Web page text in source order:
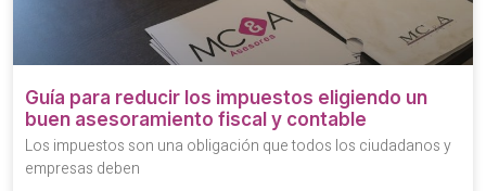
Guía para reducir los impuestos eligiendo un
buen asesoramiento fiscal y contable
Los impuestos son una obligación que todos los ciudadanos y
empresas deben